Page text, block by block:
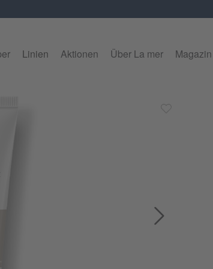
Linien Aktionen Über La mer Magazin